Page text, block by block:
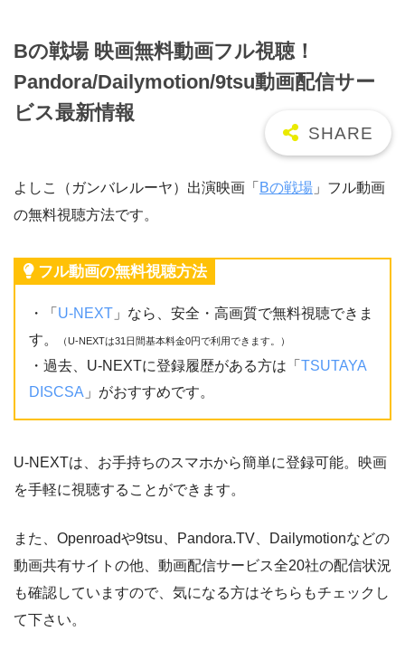
Bの戦場 映画無料動画フル視聴！
Pandora/Dailymotion/9tsu動画配信サー
ビス最新情報
よしこ（ガンバレルーヤ）出演映画「 Bの戦場 」フル動画
の無料視聴方法です。
フル動画の無料視聴方法
・「 U-NEXT 」なら、安全・高画質で無料視聴できま
す。
（U-NEXTは31日間基本料金0円で利用できます。）
・過去、U-NEXTに登録履歴がある方は「 TSUTAYA
DISCSA 」がおすすめです。
U-NEXTは、お手持ちのスマホから簡単に登録可能。映画
を手軽に視聴することができます。
また、Openroadや9tsu、Pandora.TV、Dailymotionなどの
動画共有サイトの他、動画配信サービス全20社の配信状況
も確認していますので、気になる方はそちらもチェックし
て下さい。